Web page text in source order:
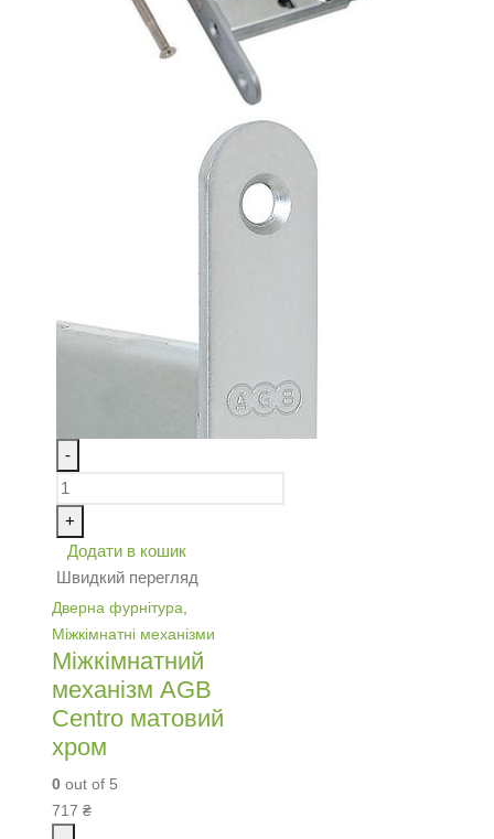
-
+
Додати в кошик
Швидкий перегляд
Дверна фурнітура,
Міжкімнатні механізми
Міжкімнатний
механізм AGB
Centro матовий
хром
0 out of 5
717 ₴